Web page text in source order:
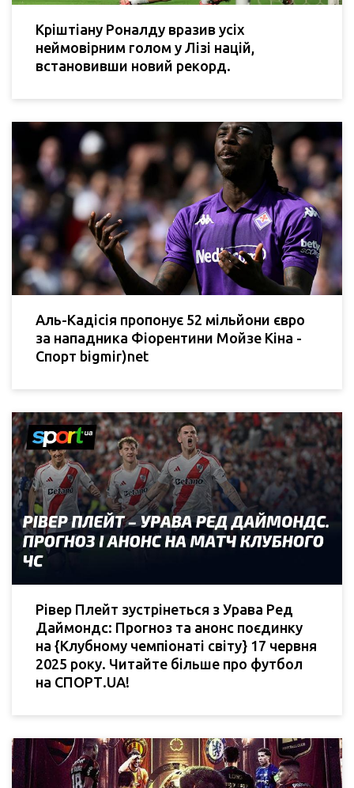
Кріштіану Роналду вразив усіх
неймовірним голом у Лізі націй,
встановивши новий рекорд.
Аль-Кадісія пропонує 52 мільйони євро
за нападника Фіорентини Мойзе Кіна -
Спорт bigmir)net
Рівер Плейт зустрінеться з Урава Ред
Даймондс: Прогноз та анонс поєдинку
на {Клубному чемпіонаті світу} 17 червня
2025 року. Читайте більше про футбол
на СПОРТ.UA!